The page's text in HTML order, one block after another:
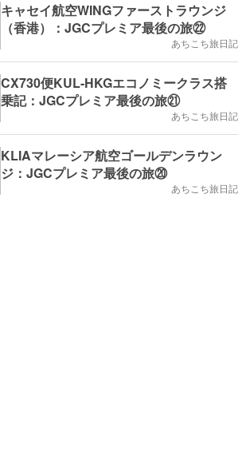
キャセイ航空WINGファーストラウンジ
（香港）：JGCプレミア最後の旅㉒
あちこち旅日記
CX730便KUL-HKGエコノミークラス搭
乗記：JGCプレミア最後の旅㉑
あちこち旅日記
KLIAマレーシア航空ゴールデンラウン
ジ：JGCプレミア最後の旅⑳
あちこち旅日記